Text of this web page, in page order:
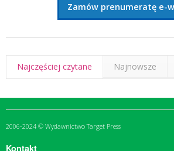
Zamów prenumeratę e-
Najczęściej czytane Najnowsze
2006-2024 © Wydawnictwo Target Press
Kontakt